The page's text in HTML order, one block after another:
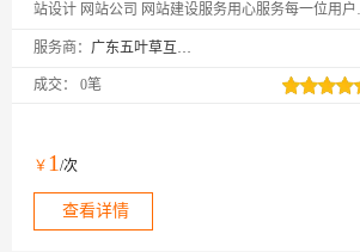
站设计 网站公司 网站建设服务用心服务每一位用户|
【https://www.wuyecao.net（复制访问）进入五叶草官
品（如遇问题，联系售后）】【该产品合适各个行
服务商： 广东五叶草互联网科技有限公司
成交： 0笔
￥ 1 /次
查看详情